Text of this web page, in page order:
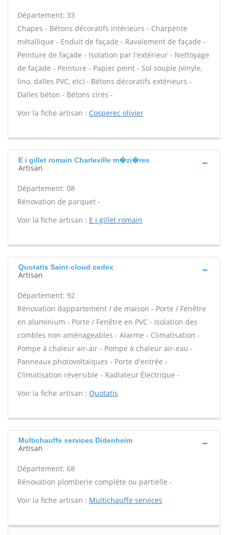
Département: 33
Chapes - Bétons décoratifs intérieurs - Charpente
métallique - Enduit de façade - Ravalement de façade -
Peinture de façade - Isolation par l'extérieur - Nettoyage
de façade - Peinture - Papier peint - Sol souple (vinyle,
lino, dalles PVC, etc) - Bétons décoratifs extérieurs -
Dalles béton - Bétons cirés -
Voir la fiche artisan : Cosperec olivier
E i gillet romain Charleville m�zi�res
Artisan
Département: 08
Rénovation de parquet -
Voir la fiche artisan : E i gillet romain
Quotatis Saint-cloud cedex
Artisan
Département: 92
Rénovation dappartement / de maison - Porte / Fenêtre
en aluminium - Porte / Fenêtre en PVC - Isolation des
combles non aménageables - Alarme - Climatisation -
Pompe à chaleur air-air - Pompe à chaleur air-eau -
Panneaux photovoltaïques - Porte d'entrée -
Climatisation réversible - Radiateur Électrique -
Voir la fiche artisan : Quotatis
Multichauffe services Didenheim
Artisan
Département: 68
Rénovation plomberie complète ou partielle -
Voir la fiche artisan : Multichauffe services